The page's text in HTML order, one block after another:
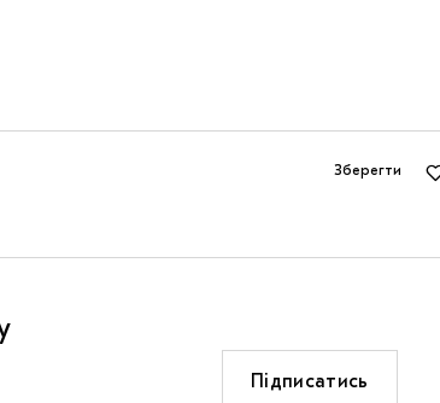
Зберегти
Підписатись